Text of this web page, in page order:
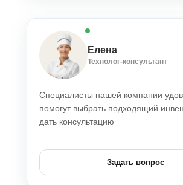
Елена
Технолог-консультант
Специалисты нашей компании
помогут выбрать подходящий
дать консультацию
Задать вопрос